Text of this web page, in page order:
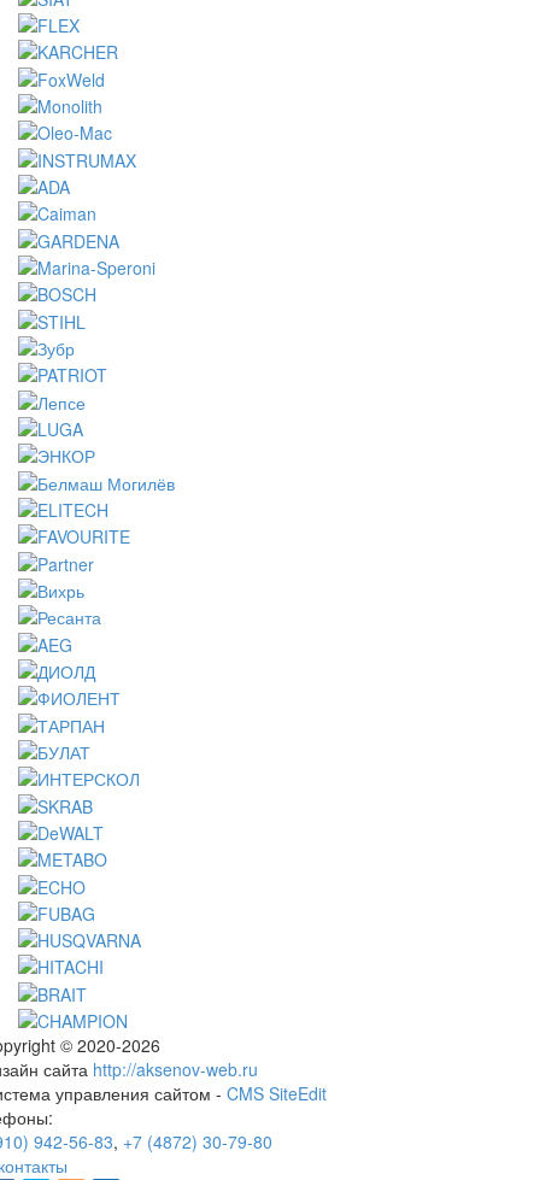
© 2020-2026
сайта http://aksenov-web.ru
управления сайтом - CMS SiteEdit
942-56-83, +7 (4872) 30-79-80